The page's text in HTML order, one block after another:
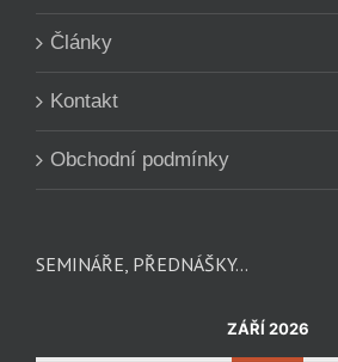
Články
Kontakt
Obchodní podmínky
SEMINÁŘE, PŘEDNÁŠKY…
ZÁŘÍ 2026